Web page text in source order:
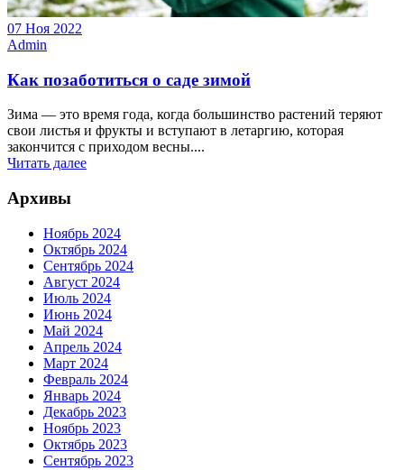
07 Ноя 2022
Admin
Как позаботиться о саде зимой
Зима — это время года, когда большинство растений теряют
свои листья и фрукты и вступают в летаргию, которая
закончится с приходом весны....
Читать далее
Архивы
Ноябрь 2024
Октябрь 2024
Сентябрь 2024
Август 2024
Июль 2024
Июнь 2024
Май 2024
Апрель 2024
Март 2024
Февраль 2024
Январь 2024
Декабрь 2023
Ноябрь 2023
Октябрь 2023
Сентябрь 2023